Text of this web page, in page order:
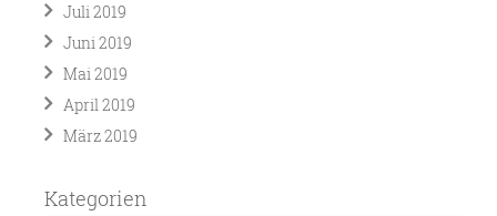
Juli 2019
Juni 2019
Mai 2019
April 2019
März 2019
Kategorien